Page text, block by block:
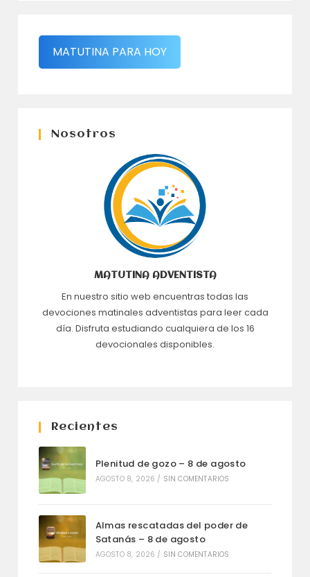
MATUTINA PARA HOY
Nosotros
MATUTINA ADVENTISTA
En nuestro sitio web encuentras todas las
devociones matinales adventistas para leer cada
día. Disfruta estudiando cualquiera de los 16
devocionales disponibles.
Recientes
Plenitud de gozo – 8 de agosto
AGOSTO 8, 2026 / SIN COMENTARIOS
Almas rescatadas del poder de
Satanás – 8 de agosto
AGOSTO 8, 2026 / SIN COMENTARIOS